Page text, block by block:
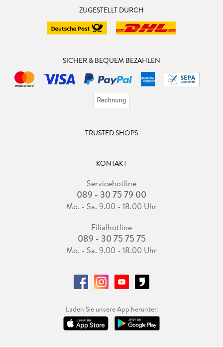
ZUGESTELLT DURCH
SICHER & BEQUEM BEZAHLEN
TRUSTED SHOPS
KONTAKT
Servicehotline
089 - 30 75 79 00
Mo. - Sa. 9.00 - 18.00 Uhr
Filialhotline
089 - 30 75 75 75
Mo. - Sa. 9.00 - 18.00 Uhr
Laden Sie unsere App herunter.